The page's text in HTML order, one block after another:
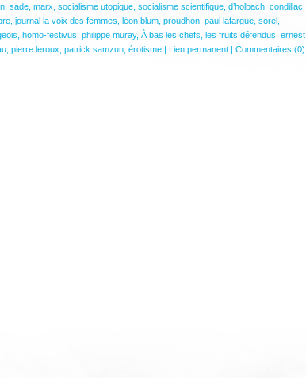
, sade, marx socialisme utopique, socialisme scientifique, d’holbach, condillac
, journal la voix des femmes léon blum, proudhon, paul lafargue, sorel,
homo-festivus philippe muray, À bas les chefs les fruits défendus ernest
, pierre leroux patrick samzun, érotisme| Lien permanent| Commentaires (0)